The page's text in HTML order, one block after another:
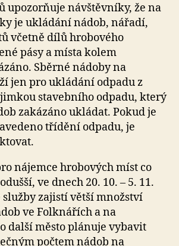
upozorňuje návštěvníky, že na
je ukládání nádob, nářadí,
včetně dílů hrobového
pásy a místa kolem
Sběrné nádoby na
jen pro ukládání odpadu z
stavebního odpadu, který
zakázáno ukládat. Pokud je
třídění odpadu, je
nájemce hrobových míst co
ve dnech 20. 10. – 5. 11.
služby zajistí větší množství
ve Folknářích a na
další město plánuje vybavit
počtem nádob na